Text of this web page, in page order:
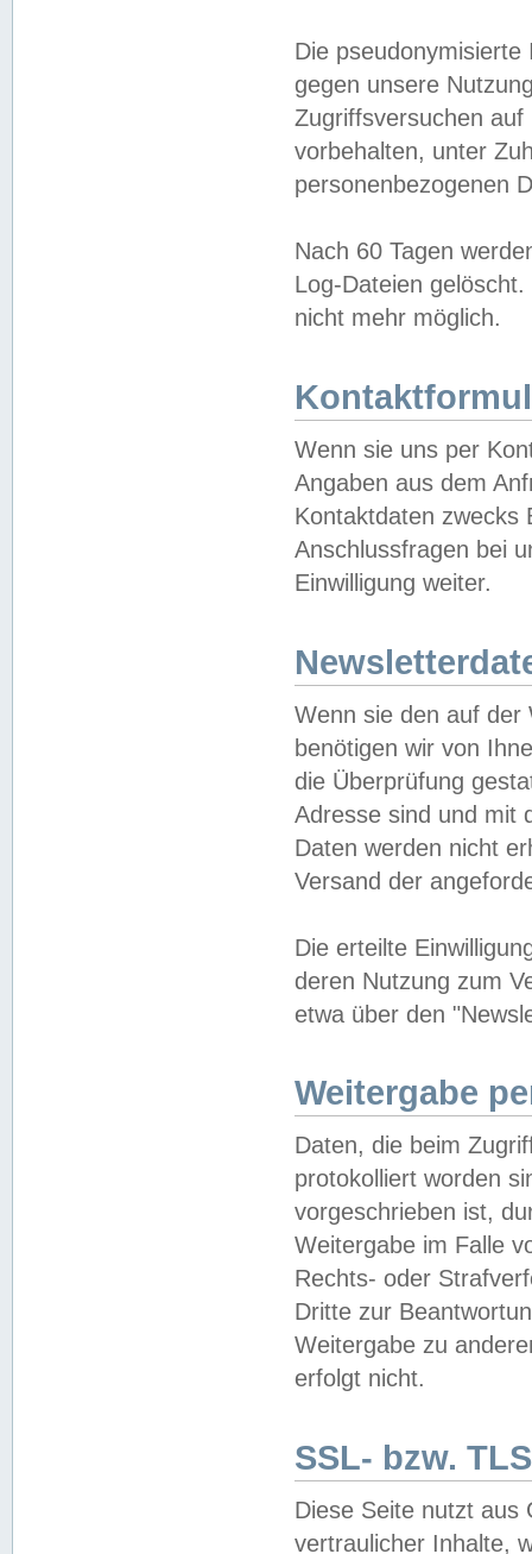
Die
gegen unsere
Zugriffsversuchen
vorbehalten, unter
personenbezogenen
Nach 60 Tagen
Log-Dateien
nicht mehr möglich.
Wenn sie uns per
Angaben aus dem
Kontaktdaten zwecks
Anschlussfragen bei
Einwilligung weiter.
Wenn sie den auf der
benötigen wir von
die Überprüfung
Adresse sind und mit
Daten werden nicht
Versand der
Die erteilte
deren Nutzung zum
etwa über den
Weitergabe
Daten, die beim
protokolliert worden
vorgeschrieben ist,
Weitergabe im Falle
Rechts- oder
Dritte zur
Weitergabe zu
erfolgt nicht.
SSL- bzw.
Diese Seite nutzt aus
vertraulicher Inhalte,